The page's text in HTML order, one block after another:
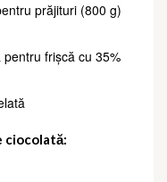
prăjituri (800 g)
frișcă cu 35%
ciocolată: